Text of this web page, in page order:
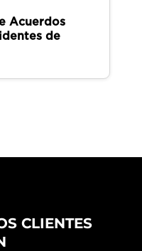
Acuerdos
de
CLIENTES